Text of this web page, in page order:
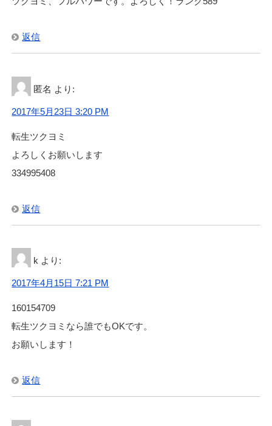
返信
匿名 より:
2017年5月23日 3:20 PM
転生ツクヨミ
よろしくお願いします
334995408
返信
k より:
2017年4月15日 7:21 PM
160154709
転生ツクヨミなら誰でもOKです。
お願いします！
返信